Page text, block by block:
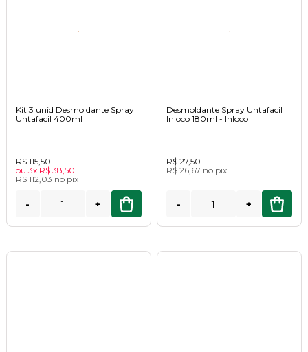
Kit 3 unid Desmoldante Spray
Untafacil 400ml
R$ 115,50
ou 3x R$ 38,50
R$ 112,03 no pix
- +
Desmoldante Spray Untafacil
Inloco 180ml - Inloco
R$ 27,50
R$ 26,67 no pix
- +